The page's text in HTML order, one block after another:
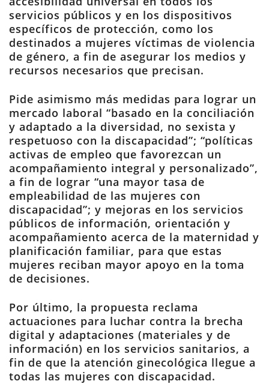
servicios públicos y en los dispositivos
específicos de protección, como los
destinados a mujeres víctimas de violencia
de género, a fin de asegurar los medios y
recursos necesarios que precisan.
Pide asimismo más medidas para lograr un
mercado laboral “basado en la conciliación
y adaptado a la diversidad, no sexista y
respetuoso con la discapacidad”; “políticas
activas de empleo que favorezcan un
acompañamiento integral y personalizado”,
a fin de lograr “una mayor tasa de
empleabilidad de las mujeres con
discapacidad”; y mejoras en los servicios
públicos de información, orientación y
acompañamiento acerca de la maternidad y
planificación familiar, para que estas
mujeres reciban mayor apoyo en la toma
de decisiones.
Por último, la propuesta reclama
actuaciones para luchar contra la brecha
digital y adaptaciones (materiales y de
información) en los servicios sanitarios, a
fin de que la atención ginecológica llegue a
todas las mujeres con discapacidad.